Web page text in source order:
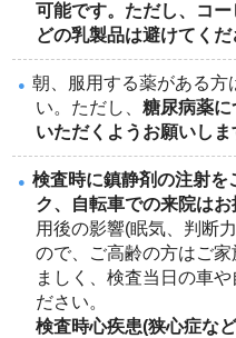
可能です。ただし、コ
どの乳製品は避けてくだ
朝、服用する薬がある方
い。ただし、 糖尿病薬
いただくようお願いしま
検査時に鎮静剤の注射を
ク、自転車での来院はお
用後の影響(眠気、判断
ので、ご高齢の方はご
ましく、検査当日の車
ださい。
検査時心疾患(狭心症な